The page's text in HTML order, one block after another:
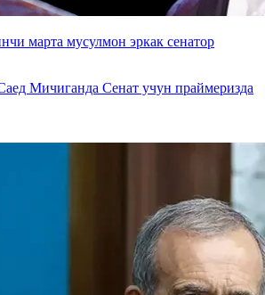
марта мусулмон эркак сенатор
Мичиганда Сенат учун праймеризда